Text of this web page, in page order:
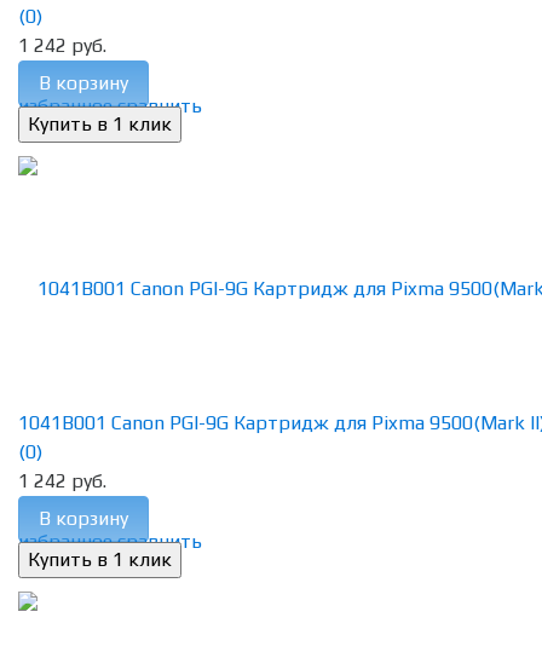
избранное сравнить
(0)
1 242 руб.
В корзину
избранное сравнить
1041B001 Canon PGI-9G Картридж для Pixma 9500(Mark
(0)
1 242 руб.
В корзину